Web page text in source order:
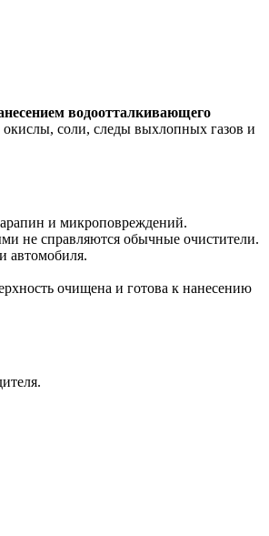
водоотталкивающего
окислы, соли, следы выхлопных газов и
и микроповреждений.
не справляются обычные очистители.
автомобиля.
очищена и готова к нанесению